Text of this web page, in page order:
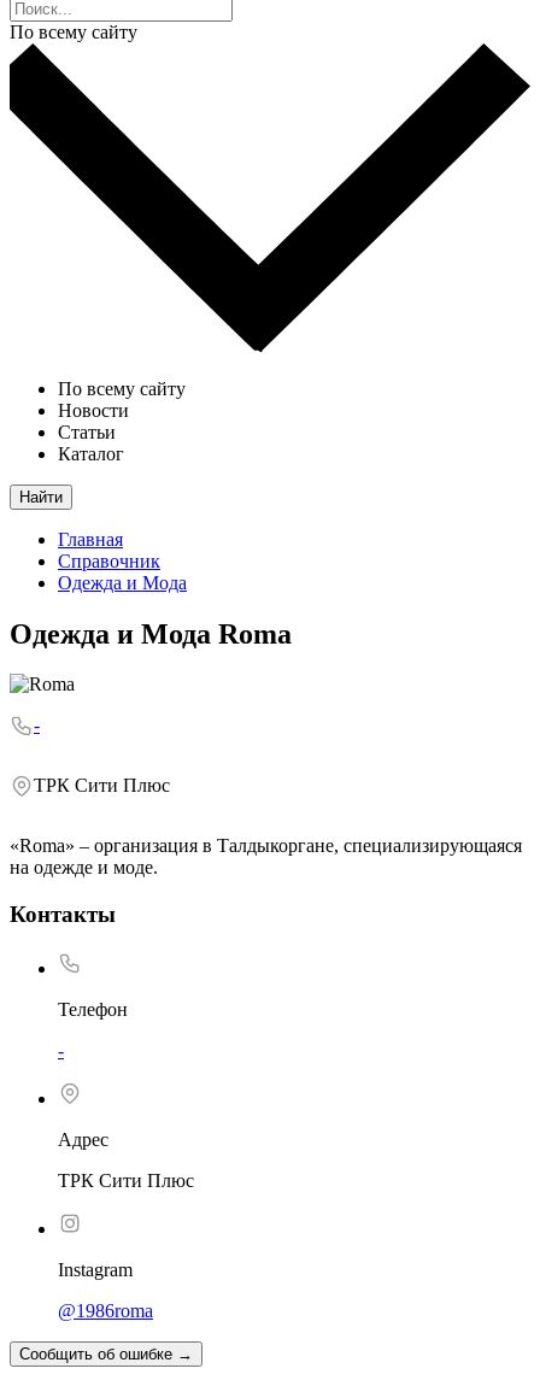
По всему сайту
По всему сайту
Новости
Статьи
Каталог
Найти
Главная
Справочник
Одежда и Мода
Одежда и Мода Roma
-
ТРК Сити Плюс
«Roma» – организация в Талдыкоргане, специализирующаяся
на одежде и моде.
Контакты
Телефон
-
Адрес
ТРК Сити Плюс
Instagram
@1986roma
Сообщить об ошибке →